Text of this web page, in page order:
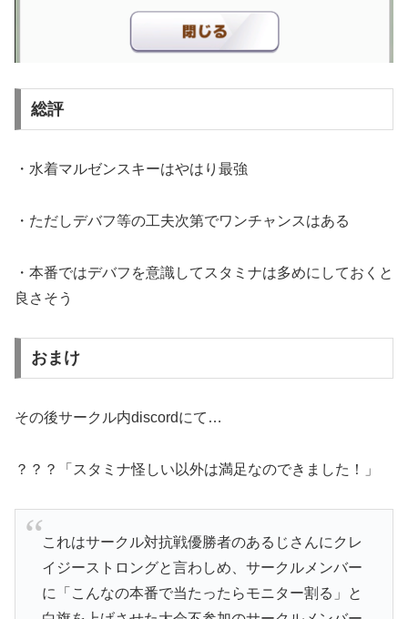
総評
・水着マルゼンスキーはやはり最強
・ただしデバフ等の工夫次第でワンチャンスはある
・本番ではデバフを意識してスタミナは多めにしておくと
良さそう
おまけ
その後サークル内discordにて…
？？？「スタミナ怪しい以外は満足なのできました！」
これはサークル対抗戦優勝者のあるじさんにクレ
イジーストロングと言わしめ、サークルメンバー
に「こんなの本番で当たったらモニター割る」と